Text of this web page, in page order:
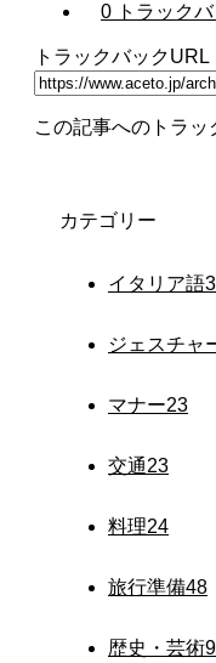
0 トラックバ
トラックバックURL
この記事へのトラッ
カテゴリー
イタリア語
ジェスチャ
マナー23
交通23
料理24
旅行準備48
歴史・芸術9